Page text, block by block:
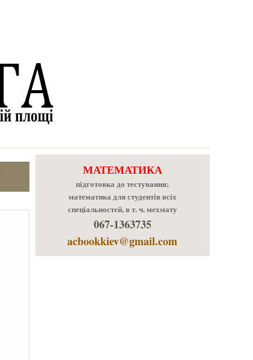
МАТЕМАТИКА
підготовка до тестування;
математика для студентів всіх
спеціальностей, в т. ч. мехмату
067-1363735
acbookkiev@gmail.com